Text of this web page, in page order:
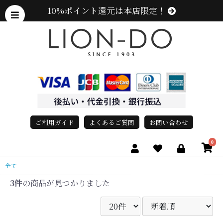
10%ポイント還元は本店限定！
ご利用ガイド よくあるご質問 お問い合わせ
0
全て
3件の商品が見つかりました